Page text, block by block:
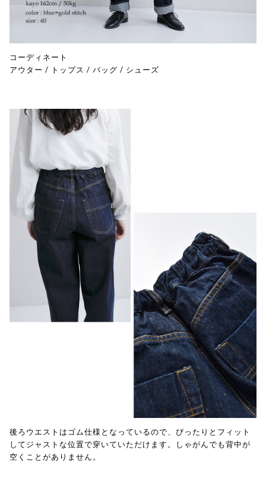
コーディネート
アウター / トップス / バッグ / シューズ
後ろウエストはゴム仕様となっているので、ぴったりとフィット
してジャストな位置で穿いていただけます。しゃがんでも背中が
空くことがありません。